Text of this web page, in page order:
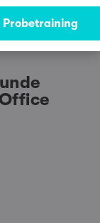
Probetraining